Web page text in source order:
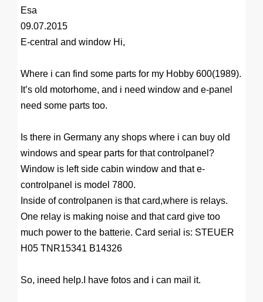
Esa
09.07.2015
E-central and window Hi,
Where i can find some parts for my Hobby 600(1989).
It’s old motorhome, and i need window and e-panel
need some parts too.
Is there in Germany any shops where i can buy old
windows and spear parts for that controlpanel?
Window is left side cabin window and that e-
controlpanel is model 7800.
Inside of controlpanen is that card,where is relays.
One relay is making noise and that card give too
much power to the batterie. Card serial is: STEUER
H05 TNR15341 B14326
So, ineed help.I have fotos and i can mail it.